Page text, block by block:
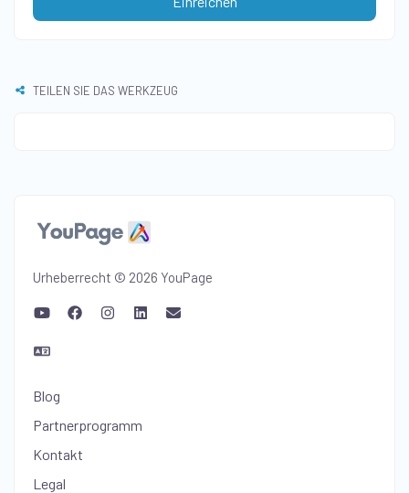
TEILEN SIE DAS WERKZEUG
Urheberrecht © 2026 YouPage
Blog
Partnerprogramm
Kontakt
Legal